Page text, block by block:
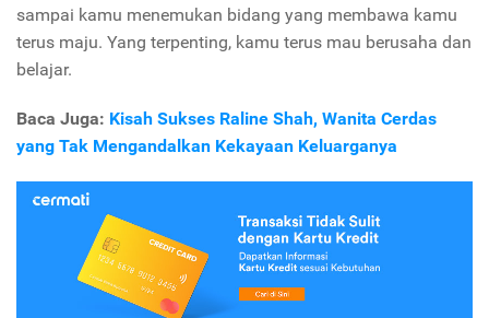
sampai kamu menemukan bidang yang membawa kamu
terus maju. Yang terpenting, kamu terus mau berusaha dan
belajar.
Baca Juga: Kisah Sukses Raline Shah, Wanita Cerdas
yang Tak Mengandalkan Kekayaan Keluarganya